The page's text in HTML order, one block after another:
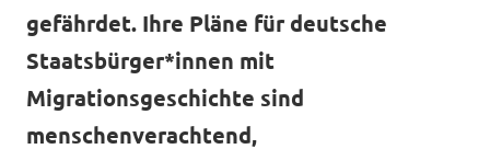
gefährdet. Ihre Pläne für deutsche
Staatsbürger*innen mit
Migrationsgeschichte sind
menschenverachtend,